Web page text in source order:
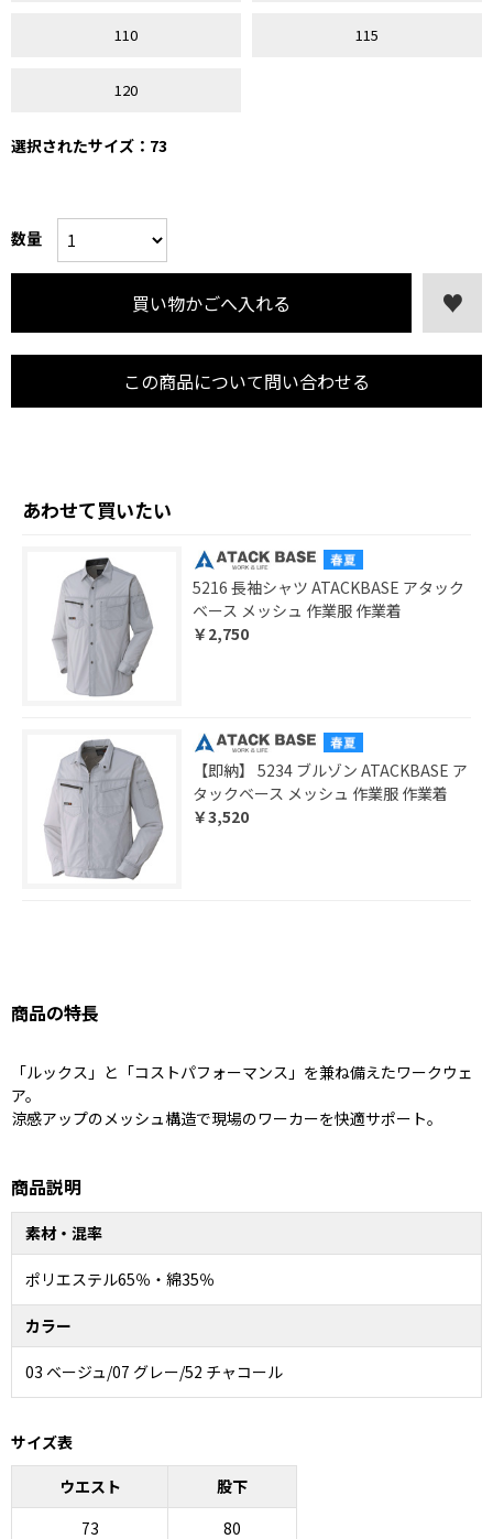
110 115
120
選択されたサイズ：73
数量
あわせて買いたい
5216 長袖シャツ ATACKBASE アタック
ベース メッシュ 作業服 作業着
￥2,750
【即納】 5234 ブルゾン ATACKBASE ア
タックベース メッシュ 作業服 作業着
￥3,520
この商品について問い合わせる
商品の特長
「ルックス」と「コストパフォーマンス」を兼ね備えたワークウェ
ア。
涼感アップのメッシュ構造で現場のワーカーを快適サポート。
商品説明
素材・混率
ポリエステル65％・綿35％
カラー
03 ベージュ/07 グレー/52 チャコール
サイズ表
ウエスト
股下
73
80